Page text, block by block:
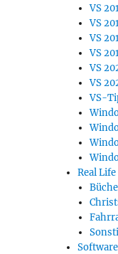
VS
VS
VS
VS
VS
VS
VS-
Real Life
Software